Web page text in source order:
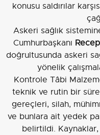
konusu saldırılar
Askeri sağlık
Cumhurbaşkanı
doğrultusunda askeri
yönelik
Kontrole Tâbi
teknik ve rutin bir
gereçleri, silah,
ve bunlara ait yedek
belirtildi.